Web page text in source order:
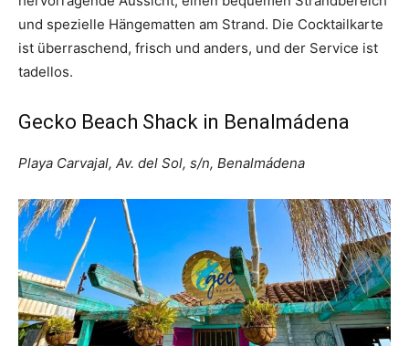
und spezielle Hängematten am Strand. Die Cocktailkarte
ist überraschend, frisch und anders, und der Service ist
tadellos.
Gecko Beach Shack in Benalmádena
Playa Carvajal, Av. del Sol, s/n, Benalmádena